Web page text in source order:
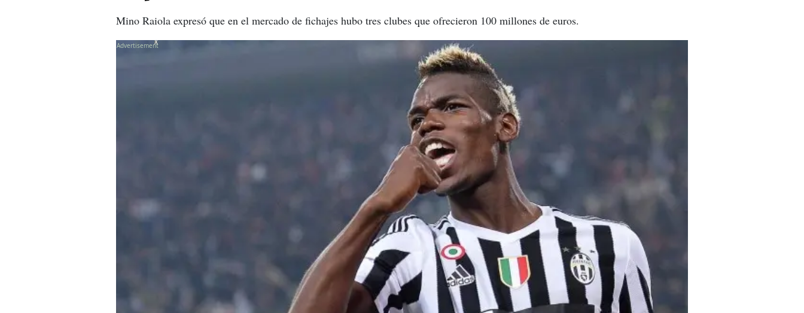
Mino Raiola expresó que en el mercado de fichajes hubo tres clubes que ofrecieron 100 millones de euros.
X